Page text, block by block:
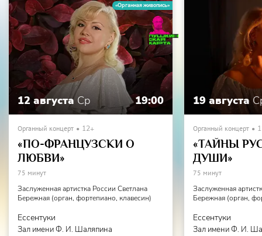
«Органная живопись»
12 августа Ср 19:00
Органный концерт 12+
«ПО-ФРАНЦУЗСКИ О
ЛЮБВИ»
75 минут
Заслуженная артистка России Светлана
Бережная (орган, фортепиано, клавесин)
Ессентуки
Зал имени Ф. И. Шаляпина
19 августа
Органный концерт
«ТАЙНЫ
ДУШИ»
75 минут
Заслуженная
Бережная (орган,
Ессентуки
Зал имени Ф. И.